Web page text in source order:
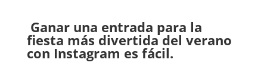
Ganar una entrada para la
fiesta más divertida del verano
con Instagram es fácil.